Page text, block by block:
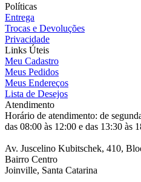
Políticas
Entrega
Trocas e Devoluções
Privacidade
Links Úteis
Meu Cadastro
Meus Pedidos
Meus Endereços
Lista de Desejos
Atendimento
Horário de atendimento: de
das 08:00 às 12:00 e das 13:30 às
Av. Juscelino Kubitschek, 410,
Bairro Centro
Joinville, Santa Catarina